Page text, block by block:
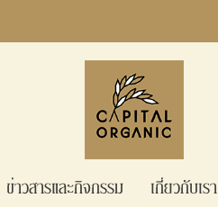
ข่าวสารและกิจกรรม เกี่ยวกับเรา